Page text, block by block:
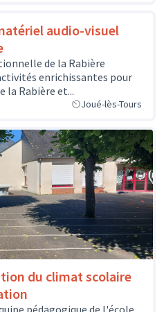
audio-visuel
de la Rabière
enrichissantes pour
la Rabière et...
Joué-lès-Tours
du climat scolaire